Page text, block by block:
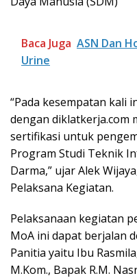
Baca Juga ASN Dan
Urine
“Pada kesempatan kali
dengan diklatkerja.com
sertifikasi untuk
Program Studi Teknik
Darma,” ujar Alek
Pelaksana Kegiatan.
Pelaksanaan kegiatan
MoA ini dapat berjalan
Panitia yaitu Ibu
M.Kom., Bapak R.M.